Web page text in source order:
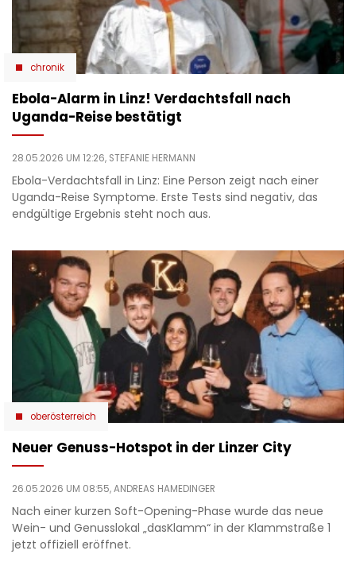
chronik
Ebola-Alarm in Linz! Verdachtsfall nach
Uganda-Reise bestätigt
28.05.2026 UM 12:26, STEFANIE HERMANN
Ebola-Verdachtsfall in Linz: Eine Person zeigt nach einer
Uganda-Reise Symptome. Erste Tests sind negativ, das
endgültige Ergebnis steht noch aus.
oberösterreich
Neuer Genuss-Hotspot in der Linzer City
26.05.2026 UM 08:55,ANDREAS HAMEDINGER
Nach einer kurzen Soft-Opening-Phase wurde das neue
Wein- und Genusslokal „dasKlamm“ in der Klammstraße 1
jetzt offiziell eröffnet.